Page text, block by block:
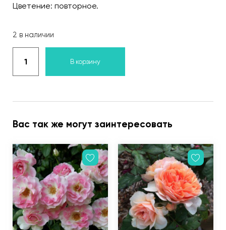
Цветение: повторное.
2 в наличии
В корзину
Вас так же могут заинтересовать